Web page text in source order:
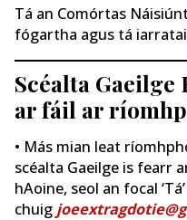
Tá an Comórtas
fógartha agus tá
Scéalta Gaeilge
ar fáil ar
• Más mian leat
scéalta Gaeilge is fearr
hAoine, seol an focal ‘Tá’
chuig